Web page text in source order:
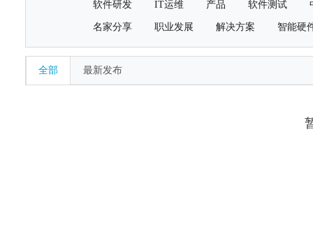
软件研发 IT运维 产品 软件测试
名家分享 职业发展 解决方案 智能硬
全部 最新发布